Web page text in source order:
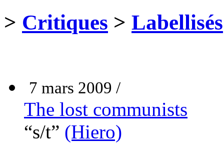
> Critiques > Labellisés
7 mars 2009 /
The lost communists
“s/t” (Hiero)